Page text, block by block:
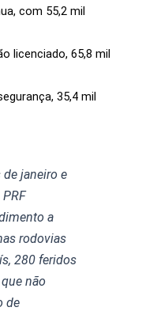
com 55,2 mil
licenciado, 65,8 mil
35,4 mil
de janeiro e
a
rodovias
280 feridos
não
de